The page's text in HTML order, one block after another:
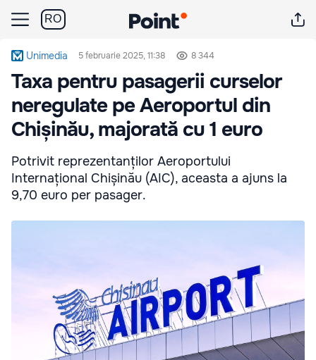
RO
Unimedia 5 februarie 2025, 11:38 8 344
Taxa pentru pasagerii curselor
neregulate pe Aeroportul din
Chișinău, majorată cu 1 euro
Potrivit reprezentanților Aeroportului
Internațional Chișinău (AIC), aceasta a ajuns la
9,70 euro per pasager.